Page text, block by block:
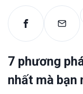
7 phương
nhất mà bạn